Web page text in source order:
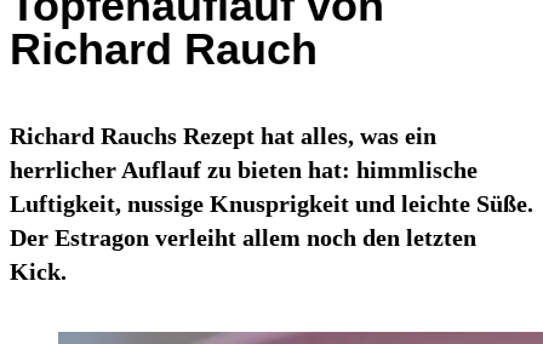
Richard Rauch
Richard Rauchs Rezept hat alles, was ein
herrlicher Auflauf zu bieten hat: himmlische
Luftigkeit, nussige Knusprigkeit und leichte Süße.
Der Estragon verleiht allem noch den letzten
Kick.